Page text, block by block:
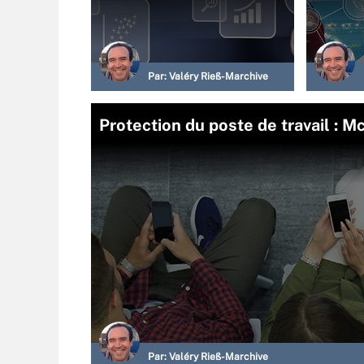
Par: Valéry Rieß-Marchive
Protection du poste de travail :
Par: Valéry Rieß-Marchive